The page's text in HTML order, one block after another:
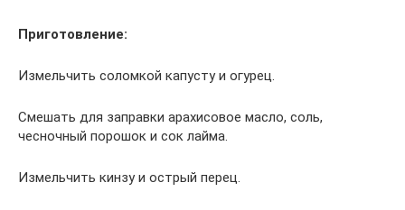
Приготовление:
Измельчить соломкой капусту и огурец.
Смешать для заправки арахисовое масло, соль,
чесночный порошок и сок лайма.
Измельчить кинзу и острый перец.